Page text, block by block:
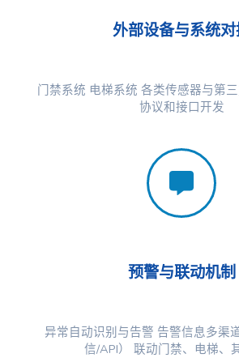
外部设备与系统
门禁系统 电梯系统 各类传感器与第
协议和接口开发
预警与联动机制
异常自动识别与告警 告警信息多渠
信/API） 联动门禁、电梯、